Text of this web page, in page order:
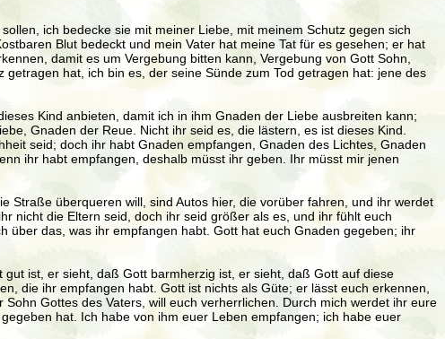
ich bedecke sie mit meiner Liebe, mit meinem Schutz gegen sich
Blut bedeckt und mein Vater hat meine Tat für es gesehen; er hat
damit es um Vergebung bitten kann, Vergebung von Gott Sohn,
hat, ich bin es, der seine Sünde zum Tod getragen hat: jene des
Kind anbieten, damit ich in ihm Gnaden der Liebe ausbreiten kann;
Gnaden der Reue. Nicht ihr seid es, die lästern, es ist dieses Kind.
seid; doch ihr habt Gnaden empfangen, Gnaden des Lichtes, Gnaden
ihr habt empfangen, deshalb müsst ihr geben. Ihr müsst mir jenen
Straße überqueren will, sind Autos hier, die vorüber fahren, und ihr werdet
nicht die Eltern seid, doch ihr seid größer als es, und ihr fühlt euch
über das, was ihr empfangen habt. Gott hat euch Gnaden gegeben; ihr
ist, er sieht, daß Gott barmherzig ist, er sieht, daß Gott auf diese
die ihr empfangen habt. Gott ist nichts als Güte; er lässt euch erkennen,
Gottes des Vaters, will euch verherrlichen. Durch mich werdet ihr eure
hat. Ich habe von ihm euer Leben empfangen; ich habe euer